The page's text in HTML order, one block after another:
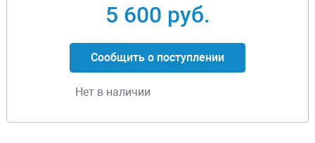
5 600 руб.
Сообщить о поступлении
Нет в наличии